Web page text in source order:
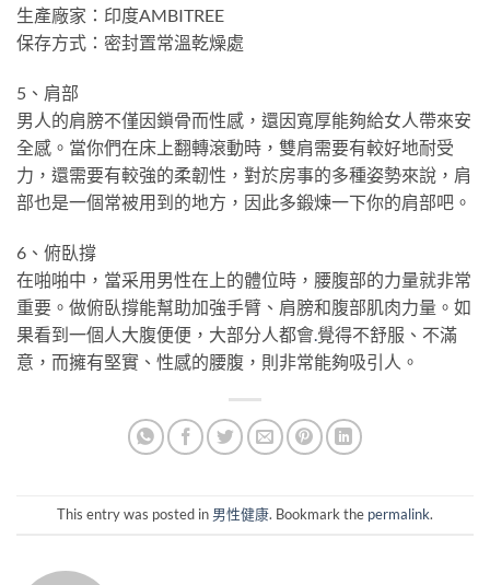
生產廠家：印度AMBITREE
保存方式：密封置常溫乾燥處
5、肩部
男人的肩膀不僅因鎖骨而性感，還因寬厚能夠給女人帶來安
全感。當你們在床上翻轉滾動時，雙肩需要有較好地耐受
力，還需要有較強的柔韌性，對於房事的多種姿勢來說，肩
部也是一個常被用到的地方，因此多鍛煉一下你的肩部吧。
6、俯臥撐
在啪啪中，當采用男性在上的體位時，腰腹部的力量就非常
重要。做俯臥撐能幫助加強手臂、肩膀和腹部肌肉力量。如
果看到一個人大腹便便，大部分人都會.覺得不舒服、不滿
意，而擁有堅實、性感的腰腹，則非常能夠吸引人。
This entry was posted in 男性健康. Bookmark the permalink.